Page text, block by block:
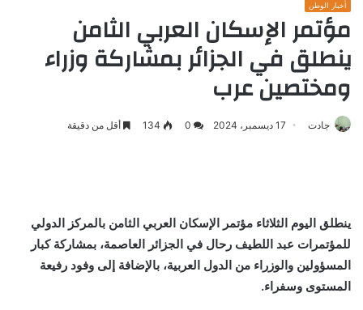
أخبار الوطن
مؤتمر الإسكان العربي الثامن
ينطلق في الجزائر بمشاركة وزراء
ومختصين عرب
جادت 17 ديسمبر، 2024 0
134 أقل من دقيقة
ينطلق اليوم الثلاثاء مؤتمر الإسكان العربي الثامن بالمركز الدولي
للمؤتمرات عبد اللطيف رحال في الجزائر العاصمة، بمشاركة كبار
المسؤولين والوزراء من الدول العربية، بالإضافة إلى وفود رفيعة
المستوى وسفراء.